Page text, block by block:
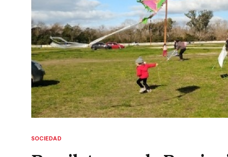
SOCIEDAD